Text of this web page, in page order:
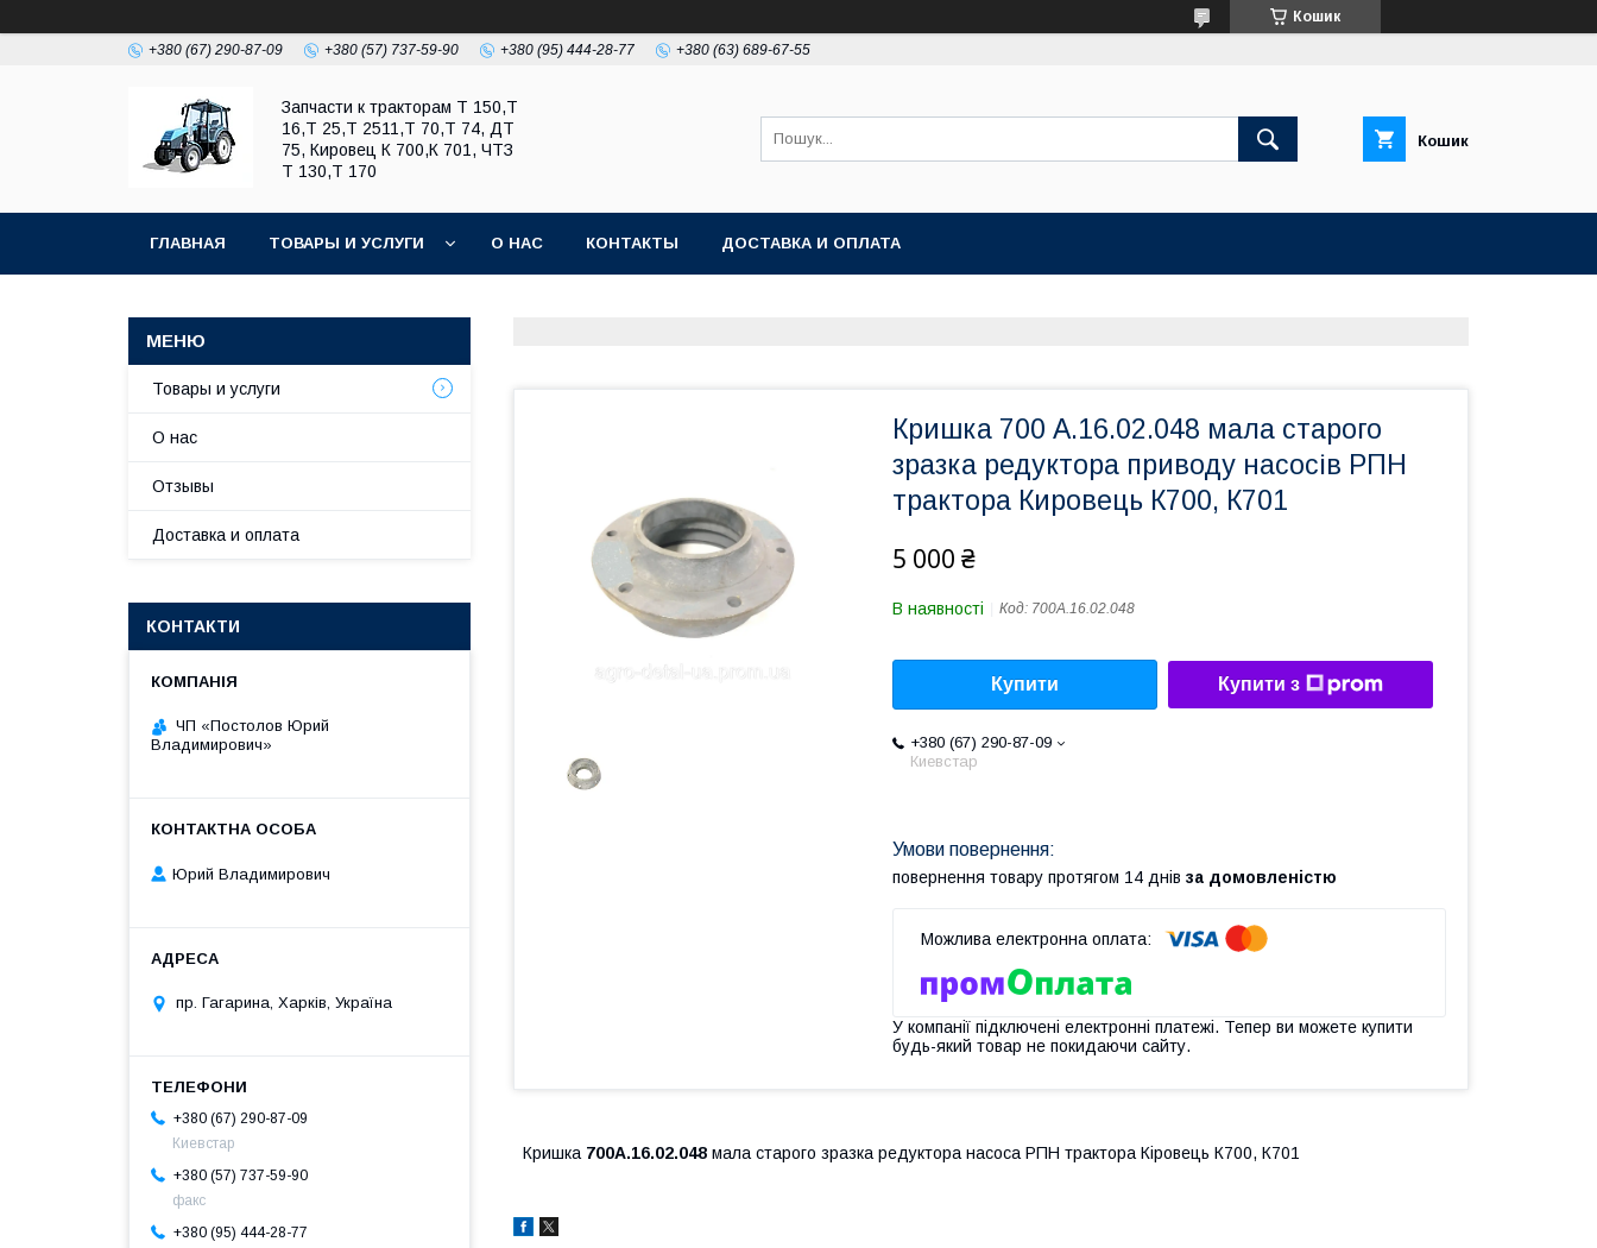
Кошик
+380 (67) 290-87-09 +380 (57) 737-59-90 +380 (95) 444-28-77 +380 (63) 689-67-55
Запчасти к тракторам Т 150,Т
16,Т 25,Т 2511,Т 70,Т 74, ДТ
75, Кировец К 700,К 701, ЧТЗ
Т 130,Т 170
Кошик
ГЛАВНАЯ ТОВАРЫ И УСЛУГИ О НАС КОНТАКТЫ ДОСТАВКА И ОПЛАТА
Кришка 700 А.16.02.048 мала старого
зразка редуктора приводу насосів РПН
трактора Кировець К700, К701
5 000 ₴
В наявності Код: 700А.16.02.048
Купити Купити з
+380 (67) 290-87-09
Киевстар
повернення товару протягом 14 днів за домовленістю
У компанії підключені електронні платежі. Тепер ви можете купити
будь-який товар не покидаючи сайту.
Кришка 700А.16.02.048 мала старого зразка редуктора насоса РПН трактора Кіровець К700, К701
Товары и услуги
О нас
Отзывы
Доставка и оплата
КОНТАКТИ
ЧП «Постолов Юрий
Владимирович»
Юрий Владимирович
пр. Гагарина, Харків, Україна
+380 (67) 290-87-09
Киевстар
+380 (57) 737-59-90
факс
+380 (95) 444-28-77